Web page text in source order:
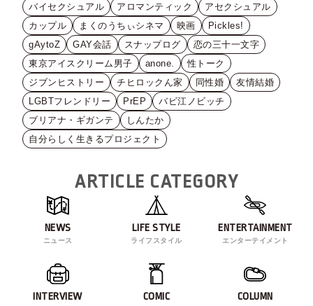
バイセクシュアル
アロマンティック
アセクシュアル
カップル
まくのうちぃシネマ 映画
Pickles!
gAytoZ
GAY会話 スナップログ
恋の三十一文字
東京アイスクリーム男子
anone.
性トーク
ジブンヒストリー
チヒロックん家 同性婚
友情結婚
LGBTフレンドリー
PrEP
バビ江ノビッチ
ブリアナ・ギガンテ
しんたか
自分らしく生きるプロジェクト
ARTICLE CATEGORY
NEWS
ニュース
LIFE STYLE
ライフスタイル
ENTERTAINMENT
エンターテイメント
INTERVIEW COMIC COLUMN